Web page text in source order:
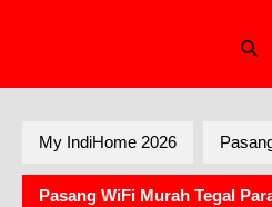
My IndiHome 2026
Pasang WiFi Murah Tegal